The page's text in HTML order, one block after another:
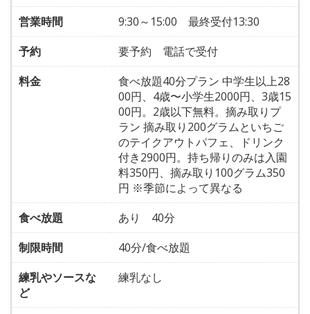
営業時間
9:30～15:00 最終受付13:30
予約
要予約 電話で受付
料金
食べ放題40分プラン 中学生以上28
00円、4歳〜小学生2000円、3歳15
00円。2歳以下無料。摘み取りプ
ラン 摘み取り200グラムといちご
のテイクアウトパフェ、ドリンク
付き2900円。持ち帰りのみは入園
料350円、摘み取り100グラム350
円 ※季節によって異なる
食べ放題
あり 40分
制限時間
40分/食べ放題
練乳やソースな
ど
練乳なし